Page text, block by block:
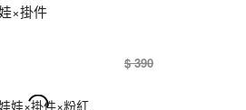
×掛件
$ 390